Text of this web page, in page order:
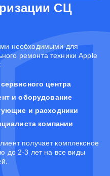
СЦ
необходимыми для
ремонта техники Apple
центра
и оборудование
и расходники
компании
получает комплексное
до 2-3 лет на все виды